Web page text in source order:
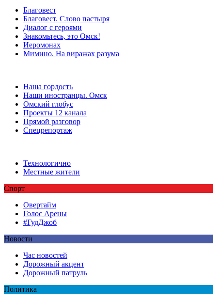
Благовест
Благовест. Слово пастыря
Диалог с героями
Знакомьтесь, это Омск!
Иеромонах
Мимино. На виражах разума
Наша гордость
Наши иностранцы. Омск
Омский глобус
Проекты 12 канала
Прямой разговор
Спецрепортаж
Технологично
Местные жители
Спорт
Овертайм
Голос Арены
#ГудДжоб
Новости
Час новостей
Дорожный акцент
Дорожный патруль
Политика